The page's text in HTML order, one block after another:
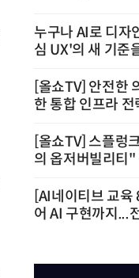
누구나 AI로 디
심 UX'의 새 기준
[올쇼TV] 안전한
한 통합 인프라 전
[올쇼TV] 스플렁
의 옵저버빌리티"
[AI네이티브 교
어 AI 구현까지...